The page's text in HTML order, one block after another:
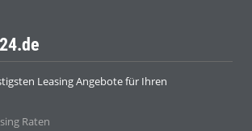
Leasing Angebote für Ihren
Raten